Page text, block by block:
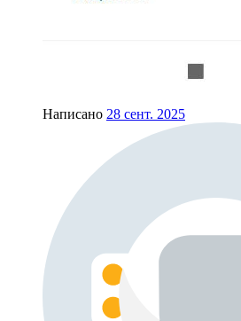
Написано 28 сент. 2025